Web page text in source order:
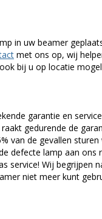
in uw beamer
met ons op, wij
bij u op locatie
garantie en
gedurende de
van de gevallen
defecte lamp aan ons
service! Wij begrijpen
niet meer kunt